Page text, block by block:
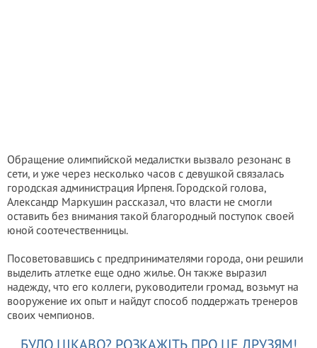
Обращение олимпийской медалистки вызвало резонанс в
сети, и уже через несколько часов с девушкой связалась
городская администрация Ирпеня. Городской голова,
Александр Маркушин рассказал, что власти не смогли
оставить без внимания такой благородный поступок своей
юной соотечественницы.
Посоветовавшись с предпринимателями города, они решили
выделить атлетке еще одно жилье. Он также выразил
надежду, что его коллеги, руководители громад, возьмут на
вооружение их опыт и найдут способ поддержать тренеров
своих чемпионов.